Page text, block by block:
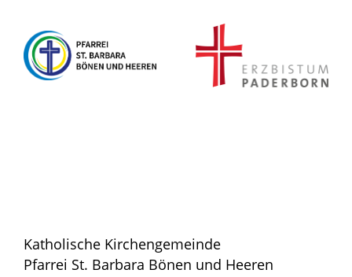
Katholische Kirchengemeinde
Pfarrei St. Barbara Bönen und Heeren